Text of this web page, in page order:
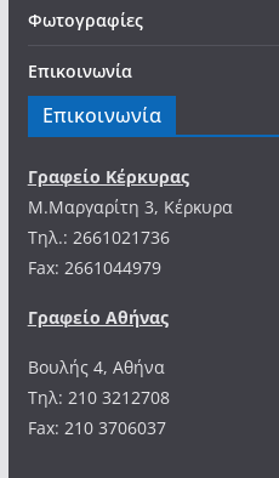
Φωτογραφίες
Επικοινωνία
Επικοινωνία
Γραφείο Κέρκυρας
Μ.Μαργαρίτη 3, Κέρκυρα
Tηλ.: 2661021736
Fax: 2661044979
Γραφείο Αθήνας
Βουλής 4, Αθήνα
Τηλ: 210 3212708
Fax: 210 3706037